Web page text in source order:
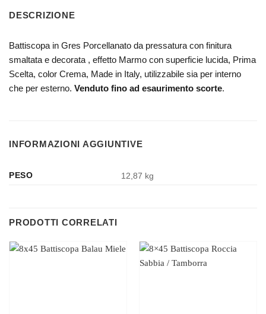
DESCRIZIONE
Battiscopa in Gres Porcellanato da pressatura con finitura
smaltata e decorata , effetto Marmo con superficie lucida, Prima
Scelta, color Crema, Made in Italy, utilizzabile sia per interno
che per esterno. Venduto fino ad esaurimento scorte.
INFORMAZIONI AGGIUNTIVE
PESO 12,87 kg
PRODOTTI CORRELATI